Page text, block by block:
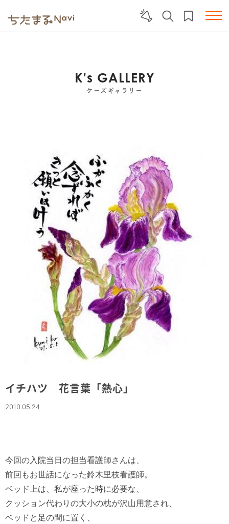
K's GALLERY
ケーズギャラリー
イチハツ 花言葉「熱心」
2010.05.24
今回の入院当日の担当看護師さんは、
前回もお世話になった鈴木里枝看護師。
ベッド上は、私が座った時に必要な、
クッション代わりの大小の枕が沢山用意され、
ベッドと足の間に置く、